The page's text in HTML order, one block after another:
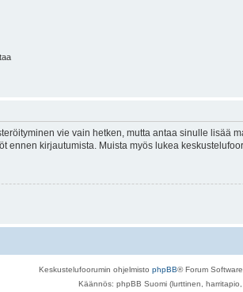
vie vain hetken, mutta antaa sinulle lisää
ennen kirjautumista. Muista myös lukea
Keskustelufoorumin ohjelmisto phpBB® Forum
Käännös: phpBB Suomi (lurttinen,